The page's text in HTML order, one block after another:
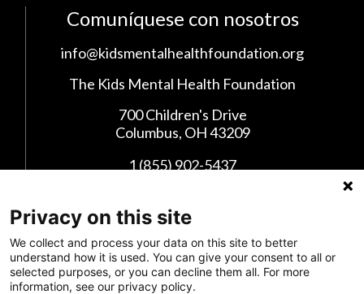
Comuníquese con nosotros
info@kidsmentalhealthfoundation.org
The Kids Mental Health Foundation
700 Children's Drive
Columbus, OH 43209
1 (855) 902-5437
Síganos en las Redes Sociales
Privacy on this site
We collect and process your data on this site to better
understand how it is used. You can give your consent to all or
selected purposes, or you can decline them all. For more
information, see our privacy policy.